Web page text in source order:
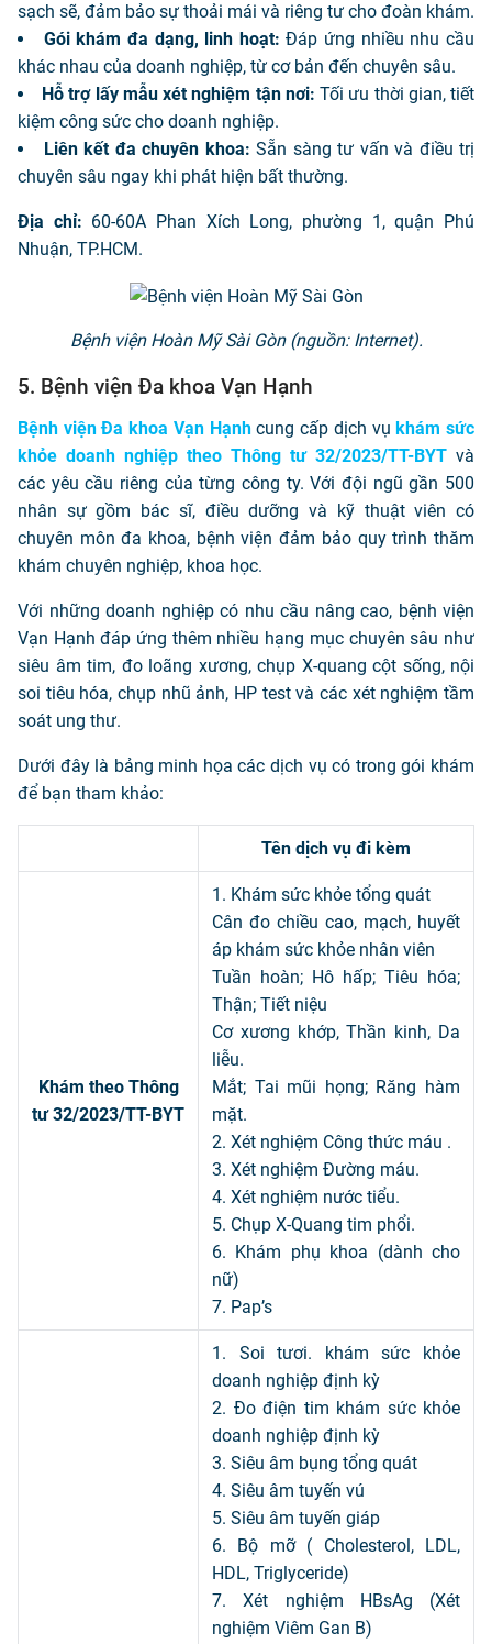
sạch sẽ, đảm bảo sự thoải mái và riêng tư cho đoàn khám.
Gói khám đa dạng, linh hoạt: Đáp ứng nhiều nhu cầu
khác nhau của doanh nghiệp, từ cơ bản đến chuyên sâu.
Hỗ trợ lấy mẫu xét nghiệm tận nơi: Tối ưu thời gian, tiết
kiệm công sức cho doanh nghiệp.
Liên kết đa chuyên khoa: Sẵn sàng tư vấn và điều trị
chuyên sâu ngay khi phát hiện bất thường.
Địa chỉ: 60-60A Phan Xích Long, phường 1, quận Phú
Nhuận, TP.HCM.
Bệnh viện Hoàn Mỹ Sài Gòn (nguồn: Internet).
5. Bệnh viện Đa khoa Vạn Hạnh
Bệnh viện Đa khoa Vạn Hạnhcung cấp dịch vụ khám sức
khỏe doanh nghiệp theo Thông tư 32/2023/TT-BYT và
các yêu cầu riêng của từng công ty. Với đội ngũ gần 500
nhân sự gồm bác sĩ, điều dưỡng và kỹ thuật viên có
chuyên môn đa khoa, bệnh viện đảm bảo quy trình thăm
khám chuyên nghiệp, khoa học.
Với những doanh nghiệp có nhu cầu nâng cao, bệnh viện
Vạn Hạnh đáp ứng thêm nhiều hạng mục chuyên sâu như
siêu âm tim, đo loãng xương, chụp X-quang cột sống, nội
soi tiêu hóa, chụp nhũ ảnh, HP test và các xét nghiệm tầm
soát ung thư.
Dưới đây là bảng minh họa các dịch vụ có trong gói khám
để bạn tham khảo:
Tên dịch vụ đi kèm
Khám theo Thông
tư 32/2023/TT-BYT
1. Khám sức khỏe tổng quát
Cân đo chiều cao, mạch, huyết
áp khám sức khỏe nhân viên
Tuần hoàn; Hô hấp; Tiêu hóa;
Thận; Tiết niệu
Cơ xương khớp, Thần kinh, Da
liễu.
Mắt; Tai mũi họng; Răng hàm
mặt.
2. Xét nghiệm Công thức máu .
3. Xét nghiệm Đường máu.
4. Xét nghiệm nước tiểu.
5. Chụp X-Quang tim phổi.
6. Khám phụ khoa (dành cho
nữ)
7. Pap’s
1. Soi tươi. khám sức khỏe
doanh nghiệp định kỳ
2. Đo điện tim khám sức khỏe
doanh nghiệp định kỳ
3. Siêu âm bụng tổng quát
4. Siêu âm tuyến vú
5. Siêu âm tuyến giáp
6. Bộ mỡ ( Cholesterol, LDL,
HDL, Triglyceride)
7. Xét nghiệm HBsAg (Xét
nghiệm Viêm Gan B)